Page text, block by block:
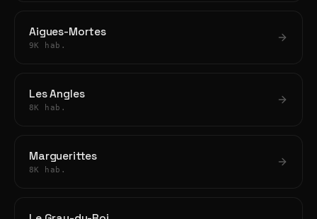
Aigues-Mortes
9K hab.
Les Angles
8K hab.
Marguerittes
8K hab.